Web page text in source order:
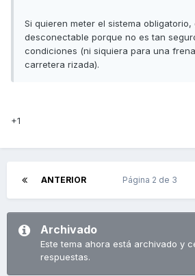
Si quieren meter el sistema obligatorio,
desconectable porque no es tan
condiciones (ni siquiera para una
carretera rizada).
+1
ANTERIOR Página 2 de 3
Archivado
Este tema ahora está archivado y
respuestas.